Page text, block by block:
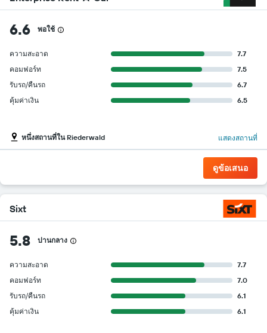
6.6 พอใช้
ความสะอาด
7.7
คอมฟอร์ท
7.5
รับรถ/คืนรถ
6.7
คุ้มค่าเงิน
6.5
หนึ่งสถานที่ใน Riederwald แสดงสถานที่
ดูข้อเสนอ
Sixt
5.8 ปานกลาง
ความสะอาด
7.7
คอมฟอร์ท
7.0
รับรถ/คืนรถ
6.1
คุ้มค่าเงิน
6.1